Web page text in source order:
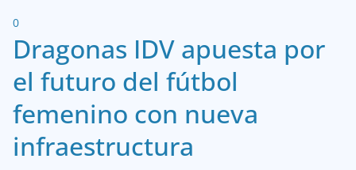
0
Dragonas IDV apuesta por
el futuro del fútbol
femenino con nueva
infraestructura